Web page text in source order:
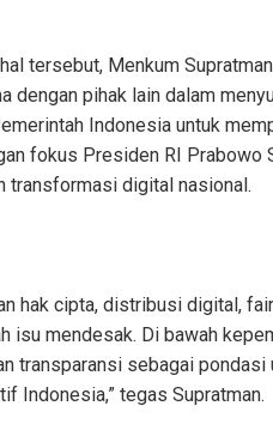
tersebut, Menkum
dengan pihak lain dalam
Indonesia untuk
fokus Presiden RI Prabowo
transformasi digital nasional.
hak cipta, distribusi digital,
isu mendesak. Di bawah
transparansi sebagai
Indonesia,” tegas Supratman.